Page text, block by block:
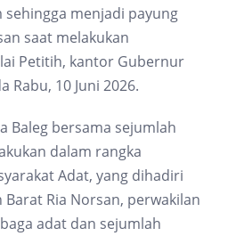
menjadi payung
saat melakukan
Petitih, kantor Gubernur
Rabu, 10 Juni 2026.
Baleg bersama sejumlah
dalam rangka
Adat, yang dihadiri
Ria Norsan, perwakilan
adat dan sejumlah